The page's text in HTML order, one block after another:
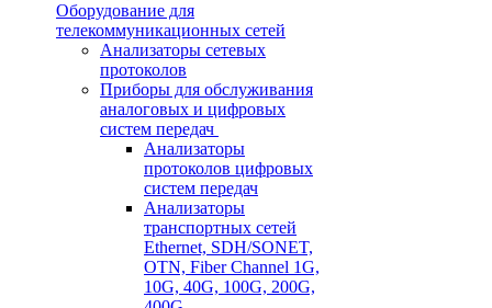
Оборудование для
телекоммуникационных сетей
Анализаторы сетевых
протоколов
Приборы для обслуживания
аналоговых и цифровых
систем передач
Анализаторы
протоколов цифровых
систем передач
Анализаторы
транспортных сетей
Ethernet, SDH/SONET,
OTN, Fiber Channel 1G,
10G, 40G, 100G, 200G,